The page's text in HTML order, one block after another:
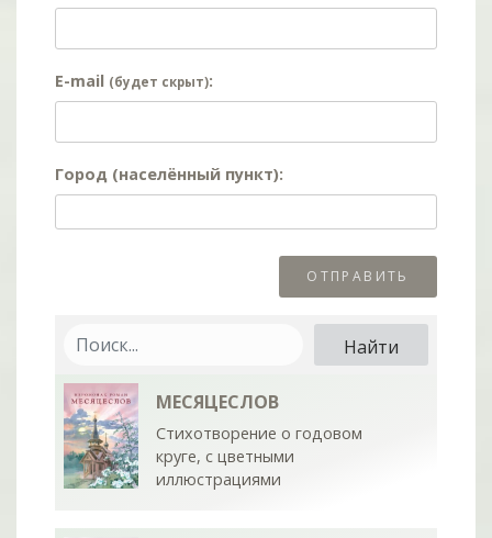
E-mail (будет скрыт):
Город (населённый пункт):
МЕСЯЦЕСЛОВ
Стихотворение о годовом
круге, с цветными
иллюстрациями